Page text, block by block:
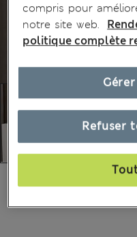
€41,00
compris pour
notre site web.
politique complète
Refuser